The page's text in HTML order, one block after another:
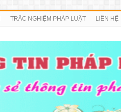
TRẮC NGHIỆM PHÁP LUẬT LIÊN HỆ